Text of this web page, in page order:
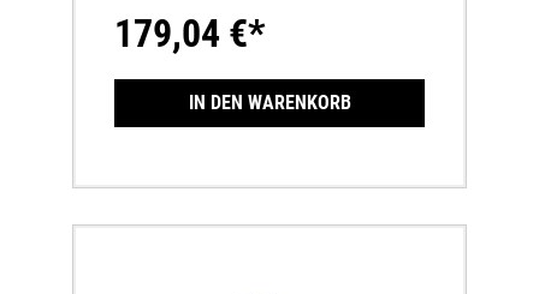
179,04 €*
IN DEN WARENKORB